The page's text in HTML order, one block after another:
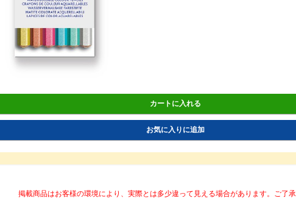
カートに入れる
お気に入りに追加
掲載商品はお客様の環境により、実際とは多少違って見える場合があります。ご了承